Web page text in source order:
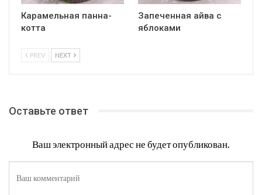
Карамельная панна-
котта
Запеченная айва с
яблоками
PREV NEXT
Оставьте ответ
Ваш электронный адрес не будет опубликован.